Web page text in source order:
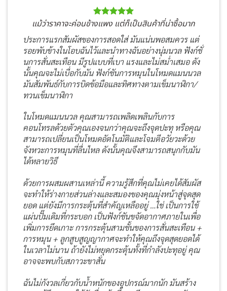
แม้ว่าราคาจะค่อนข้างแพง แต่ก็เป็นสินค้าที่น่าซื้อมาก
ประการแรกสัมผัสของการสอดใส่ มันแน่นพอสมควร แต่
รอยพับข้างในโอบฉันไว้และนำทางฉันอย่างนุ่มนวล ฟังก์ชั่
นการสั่นสะเทือน มีรูปแบบที่เบา แรงและไม่สม่ำเสมอ ดัง
นั้นคุณจะไม่เบื่อกับมัน ฟังก์ชันการหมุนในโหมดแมนนวล
มันสัมพันธ์กับการบิดข้อมือและทิศทางตามเข็มนาฬิกา/
ทวนเข็มนาฬิกา
ในโหมดแมนนวล คุณสามารถเพลิดเพลินกับการ
คอนโทรลด้วยตัวคุณเองจนกว่าคุณจะถึงจุดปะทุ หรือคุณ
สามารถเปลี่ยนเป็นโหมดอัตโนมัติและโจมตีอวัยวะด้วย
จังหวะการหมุนที่ลื่นไหล ดังนั้นคุณจึงสามารถสนุกกับมัน
ได้หลายวิธี
ด้วยการผสมผสานเหล่านี้ ความรู้สึกที่คุณไม่เคยได้สัมผัส
จะทำให้ร่างกายส่วนล่างและสมองของคุณมุ่งหน้าสู่จุดสุด
ยอด แต่ยังมีการกระตุ้นที่สำคัญเหลืออยู่ …ใช่ เป็นการใช้
แผ่นปั๊มเดิมที่กระบอก เป็นฟังก์ชันขจัดอากาศภายในเพื่อ
เพิ่มการยึดเกาะ การกระตุ้นสามชั้นของการสั่นสะเทือน +
การหมุน + ลูกสูบสูญญากาศจะทำให้คุณถึงจุดสุดยอดได้
ในเวลาไม่นาน ถ้ายังไม่หยุดกระตุ้นทั้งที่กำลังปะทุอยู่ คุณ
อาจจะพบกับสภาวะขาสั่น
ฉันไม่กังวลเกี่ยวกับน้ำหนักของอุปกรณ์มากนัก มันสร้าง